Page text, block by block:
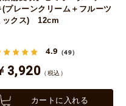
(プレーンクリーム＋フルーツ
ックス) 12cm
4.9 （49）
3,920 （税込）
カートに入れる